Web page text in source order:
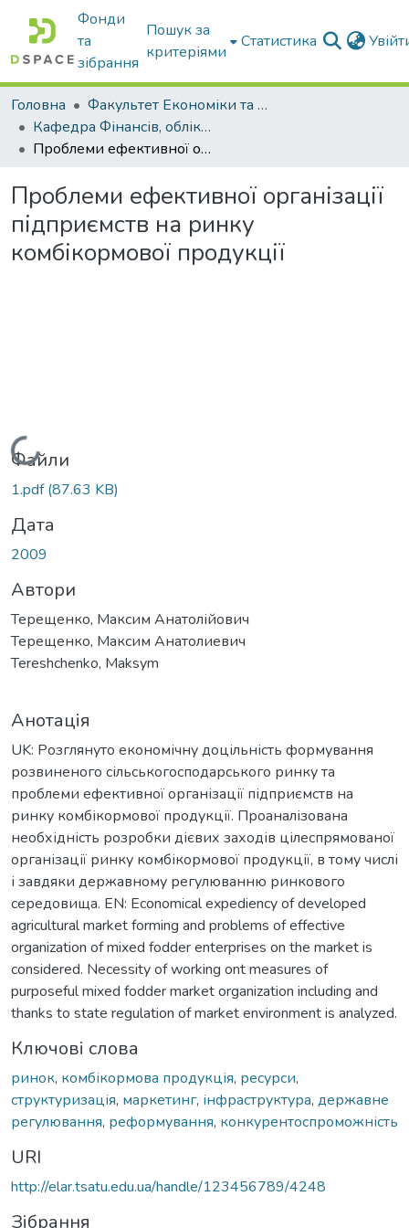
Фонди
та
зібрання
Пошук за
критеріями
Статистика
Головна
Факультет Економіки та бізнесу
Кафедра Фінансів, обліку і оподаткування
Проблеми ефективної організації підприємств на ринку комбікормової продукції
Проблеми ефективної організації
підприємств на ринку
комбікормової продукції
Вантажиться...
Файли
1.pdf(87.63 KB)
Дата
2009
Автори
Терещенко, Максим Анатолійович
Терещенко, Максим Анатолиевич
Tereshchenko, Maksym
Анотація
UK: Розглянуто економічну доцільність формування
розвиненого сільськогосподарського ринку та
проблеми ефективної організації підприємств на
ринку комбікормової продукції. Проаналізована
необхідність розробки дієвих заходів цілеспрямованої
організації ринку комбікормової продукції, в тому числі
і завдяки державному регулюванню ринкового
середовища. EN: Economical expediency of developed
agricultural market forming and problems of effective
organization of mixed fodder enterprises on the market is
considered. Necessity of working ont measures of
purposeful mixed fodder market organization including and
thanks to state regulation of market environment is analyzed.
Ключові слова
ринок, комбікормова продукція, ресурси,
структуризація, маркетинг, інфраструктура, державне
регулювання, реформування, конкурентоспроможність
URI
http://elar.tsatu.edu.ua/handle/123456789/4248
Зібрання